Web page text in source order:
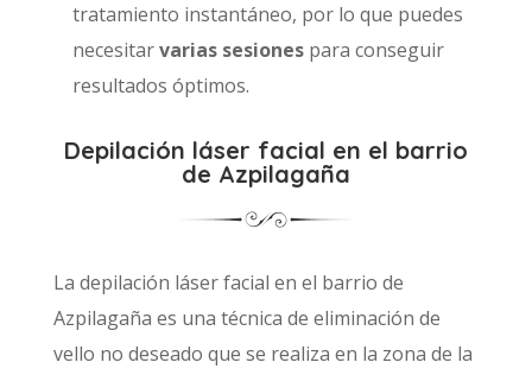
tratamiento instantáneo, por lo que puedes
necesitarvarias sesionespara conseguir
resultados óptimos.
Depilación láser facial en el barrio
de Azpilagaña
La depilación láser facial en el barrio de
Azpilagaña es una técnica de eliminación de
vello no deseado que se realiza en la zona de la